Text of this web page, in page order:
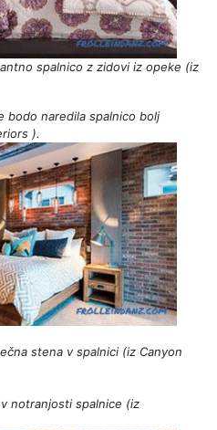
spalnico z zidovi iz opeke (iz
bodo naredila spalnico bolj
).
stena v spalnici (iz Canyon
notranjosti spalnice (iz